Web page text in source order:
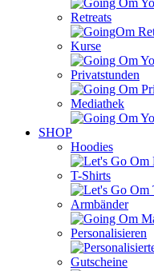
Retreats
Kurse
Privatstunden
Mediathek
SHOP
Hoodies
T-Shirts
Armbänder
Personalisieren
Gutscheine